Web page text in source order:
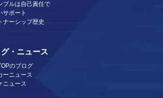
ブルは自己責任で
サポート
ナーシップ歴史
・ニュース
のブログ
ーニュース
ニュース